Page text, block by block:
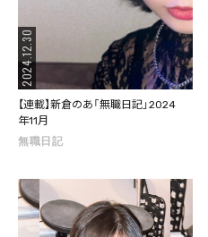
2024.12.30
【連載】新倉のあ「無職日記」2024
年11月
無職日記